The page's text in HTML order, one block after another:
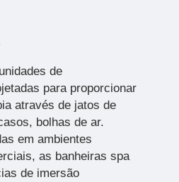
de
para proporcionar
através de jatos de
bolhas de ar.
em ambientes
as banheiras spa
de imersão